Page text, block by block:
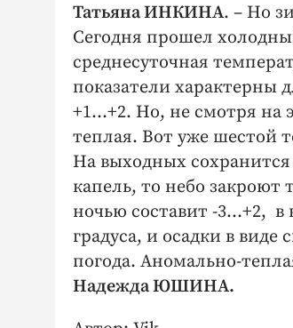
Татьяна ИНКИНА. – Но
Сегодня прошел
среднесуточная
показатели характерны
+1...+2. Но, не смотря на
теплая. Вот уже шестой
На выходных
капель, то небо закроют
ночью составит -3…+2, в
градуса, и осадки в виде
погода. Аномально-
Надежда ЮШИНА.